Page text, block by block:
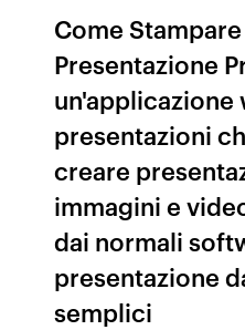
Come
Presentazione
un'applicazione
presentazioni
creare
immagini e
dai normali
presentazione
semplici